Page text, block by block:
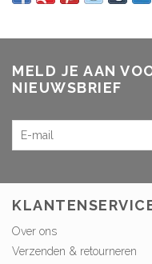
MELD JE AAN
NIEUWSBRIEF
Over ons
Verzenden & retourneren